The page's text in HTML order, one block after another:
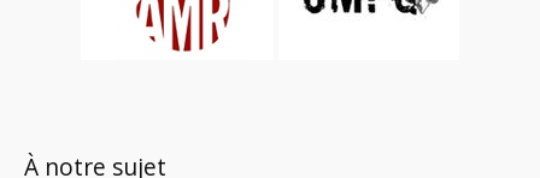
À notre sujet